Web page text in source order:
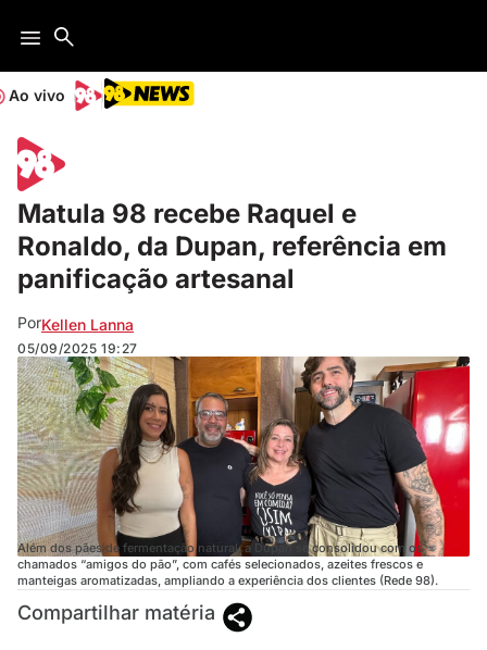
Ao vivo
Matula 98 recebe Raquel e
Ronaldo, da Dupan, referência em
panificação artesanal
PorKellen Lanna
05/09/2025 19:27
Além dos pães de fermentação natural, a Dupan se consolidou com os
chamados “amigos do pão”, com cafés selecionados, azeites frescos e
manteigas aromatizadas, ampliando a experiência dos clientes (Rede 98).
Compartilhar matéria